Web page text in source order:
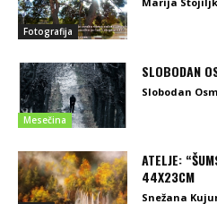
Fotografija
Mesečina
SLOBODAN
Slobodan
ATELJE:
44X23CM
Snežana